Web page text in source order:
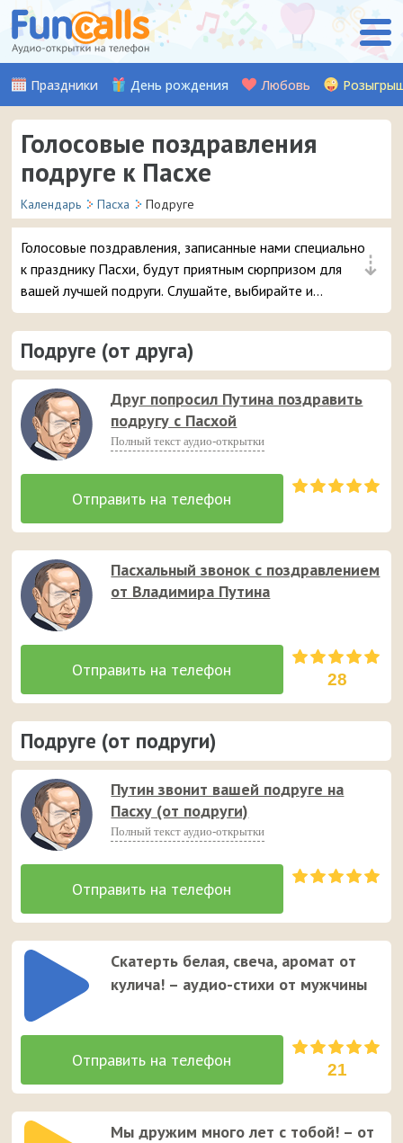
Праздники День рождения Любовь
Голосовые поздравления
подруге к Пасхе
Календарь Пасха Подруге
⇣
Голосовые поздравления, записанные нами специально
к празднику Пасхи, будут приятным сюрпризом для
вашей лучшей подруги. Слушайте, выбирайте и
отправляйте понравившуюся аудио-открытку на
смартфон.
Подруге (от друга)
Друг попросил Путина поздравить
подругу с Пасхой
Полный текст аудио-открытки
Пасхальный звонок с поздравлением
от Владимира Путина
28
Подруге (от подруги)
Путин звонит вашей подруге на
Пасху (от подруги)
Полный текст аудио-открытки
Скатерть белая, свеча, аромат от
кулича! – аудио-стихи от мужчины
21
Мы дружим много лет с тобой! – от